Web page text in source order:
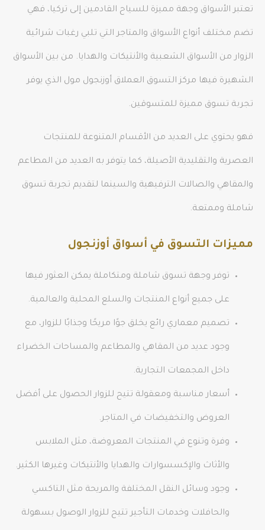
تعتبر الأسواق وجهة مميزة للسياح القادمين إلى تركيا، فهي
تضم مختلف أنواع الأسواق والمتاجر التي تلبي رغبات شرائية
الزوار من الأسواق الشعبية والأنتيكات والهدايا. من بين الأسواق
الشهيرة فيها مركز التسوق العملاق أوزنجول مول الذي يوفر
تجربة تسوق مميزة للمتسوقين.
فهو يحتوي على العديد من الأقسام المتنوعة للمنتجات
العصرية والتقليدية الأصيلة، كما يتوفر به العديد من المطاعم
والمقاهي والصالات الترفيهية والسينما لتقديم تجربة تسوق
شاملة وممتعة.
مميزات التسوق في أسواق أوزنجول
توفر وجهة تسوق شاملة ومتكاملة يمكن العثور فيها
على جميع أنواع المنتجات والسلع المحلية والعالمية.
تصميم معماري رائع يخلق جوًا مريحًا وجذابًا للزوار، مع
وجود عديد من المقاهي والمطاعم والمساحات الخضراء
داخل المجمعات التجارية.
أسعار مناسبة ومعقولة تتيح للزوار الحصول على أفضل
العروض والتخفيضات في المتاجر.
وفرة وتنوع في المنتجات المعروضة، مثل الملابس
والأثاث والإكسسوارات والهدايا والأنتيكات وغيرها الكثير.
وجود وسائل النقل المختلفة والمريحة مثل التاكسي
والحافلات وخدمات التأجير تتيح للزوار الوصول بسهولة